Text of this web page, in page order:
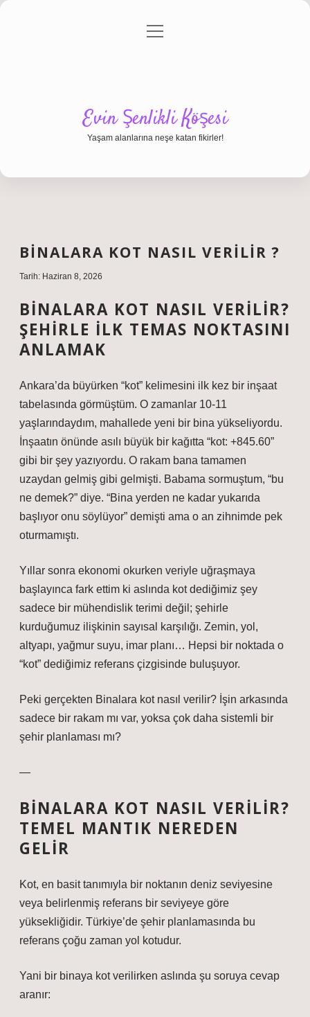
Gizlilik Politikası
menüyü
Evin Şenlikli Köşesi
Yaşam alanlarına neşe katan fikirler!
BINALARA KOT NASIL VERILIR ?
Tarih: Haziran 8, 2026
BINALARA KOT NASIL VERILIR?
ŞEHIRLE İLK TEMAS NOKTASINI
ANLAMAK
Ankara’da büyürken “kot” kelimesini ilk kez bir inşaat
tabelasında görmüştüm. O zamanlar 10-11
yaşlarındaydım, mahallede yeni bir bina yükseliyordu.
İnşaatın önünde asılı büyük bir kağıtta “kot: +845.60”
gibi bir şey yazıyordu. O rakam bana tamamen
uzaydan gelmiş gibi gelmişti. Babama sormuştum, “bu
ne demek?” diye. “Bina yerden ne kadar yukarıda
başlıyor onu söylüyor” demişti ama o an zihnimde pek
oturmamıştı.
Yıllar sonra ekonomi okurken veriyle uğraşmaya
başlayınca fark ettim ki aslında kot dediğimiz şey
sadece bir mühendislik terimi değil; şehirle
kurduğumuz ilişkinin sayısal karşılığı. Zemin, yol,
altyapı, yağmur suyu, imar planı… Hepsi bir noktada o
“kot” dediğimiz referans çizgisinde buluşuyor.
Peki gerçekten Binalara kot nasıl verilir? İşin arkasında
sadece bir rakam mı var, yoksa çok daha sistemli bir
şehir planlaması mı?
—
BINALARA KOT NASIL VERILIR?
TEMEL MANTIK NEREDEN
GELIR
Kot, en basit tanımıyla bir noktanın deniz seviyesine
veya belirlenmiş referans bir seviyeye göre
yüksekliğidir. Türkiye’de şehir planlamasında bu
referans çoğu zaman yol kotudur.
Yani bir binaya kot verilirken aslında şu soruya cevap
aranır: